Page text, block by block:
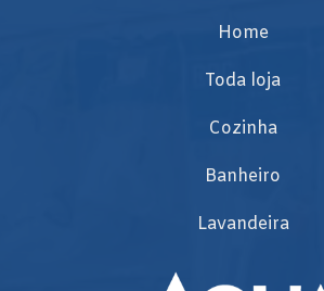
Home
Toda loja
Cozinha
Banheiro
Lavandeira